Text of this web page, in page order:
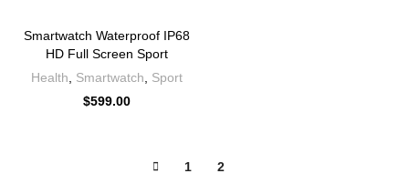
Smartwatch Waterproof IP68
HD Full Screen Sport
Health
Smartwatch
Sport
$599.00
1 2